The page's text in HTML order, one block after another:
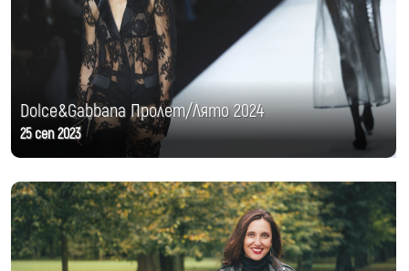
Dolce&Gabbana Пролет/Лято 2024
25 сеп 2023